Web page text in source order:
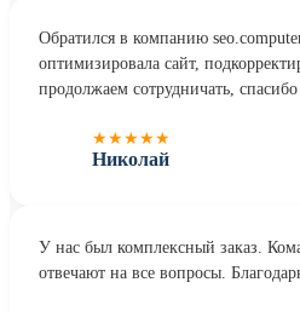
Обратился в компанию
оптимизировала сайт,
продолжаем сотрудничать,
★★★★★
Николай
У нас был комплексный заказ.
отвечают на все вопросы.